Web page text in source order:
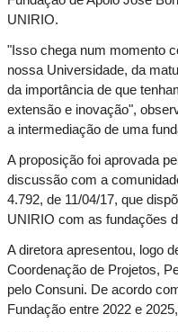
UNIRIO.
"Isso chega num momento
nossa Universidade, da
da importância de que
extensão e inovação",
a intermediação de uma
A proposição foi aprovada
discussão com a
4.792, de 11/04/17, que
UNIRIO com as fundações
A diretora apresentou, logo
Coordenação de Projetos,
pelo Consuni. De acordo
Fundação entre 2022 e